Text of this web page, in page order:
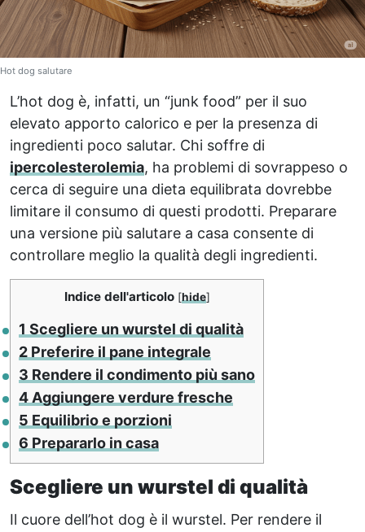
Hot dog salutare
L’hot dog è, infatti, un “junk food” per il suo
elevato apporto calorico e per la presenza di
ingredienti poco salutar. Chi soffre di
ipercolesterolemia, ha problemi di sovrappeso o
cerca di seguire una dieta equilibrata dovrebbe
limitare il consumo di questi prodotti. Preparare
una versione più salutare a casa consente di
controllare meglio la qualità degli ingredienti.
Indice dell'articolo [hide]
1 Scegliere un wurstel di qualità
2 Preferire il pane integrale
3 Rendere il condimento più sano
4Aggiungere verdure fresche
5 Equilibrio e porzioni
6 Prepararlo in casa
Scegliere un wurstel di qualità
Il cuore dell’hot dog è il wurstel. Per rendere il